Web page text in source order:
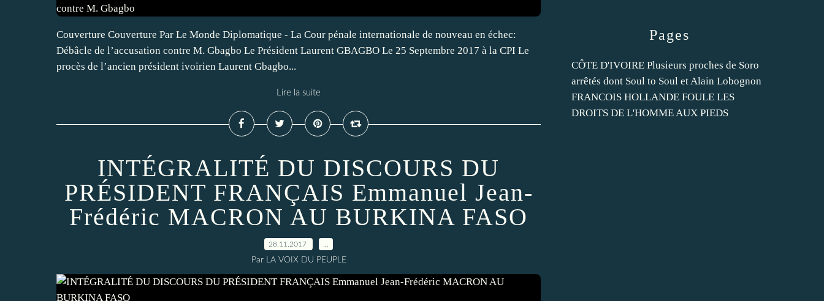
Couverture Couverture Par Le Monde Diplomatique - La Cour pénale internationale de nouveau en échec:
Débâcle de l’accusation contre M. Gbagbo Le Président Laurent GBAGBO Le 25 Septembre 2017 à la CPI Le
procès de l’ancien président ivoirien Laurent Gbagbo...
Lire la suite
INTÉGRALITÉ DU DISCOURS DU
PRÉSIDENT FRANÇAIS Emmanuel Jean-
Frédéric MACRON AU BURKINA FASO
28.11.2017
Par LA VOIX DU PEUPLE
Pages
CÔTE D'IVOIRE Plusieurs proches de Soro
arrêtés dont Soul to Soul et Alain Lobognon
FRANCOIS HOLLANDE FOULE LES
DROITS DE L'HOMME AUX PIEDS